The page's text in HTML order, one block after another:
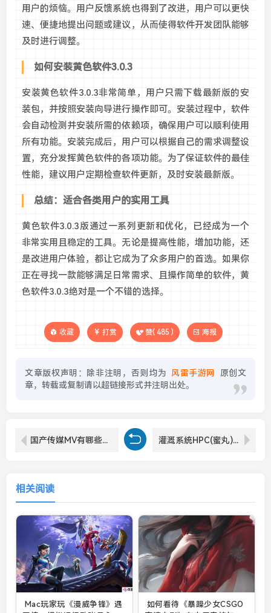
用户的烦恼。用户反馈系统也得到了改进，用户可以更快
速、便捷地提出问题或建议，从而使得软件开发团队能够
及时进行调整。
如何安装黄色软件3.0.3
安装黄色软件3.0.3非常简单，用户只需下载最新版的安
装包，并按照安装向导进行操作即可。安装过程中，软件
会自动检测并安装所需的依赖项，确保用户可以顺利使用
所有功能。安装完成后，用户可以根据自己的需求调整设
置，充分发挥黄色软件的各项功能。为了保证软件的最佳
性能，建议用户定期检查软件更新，及时安装最新版。
总结：适合各类用户的实用工具
黄色软件3.0.3版通过一系列更新和优化，已经成为一个
非常实用且稳定的工具。无论是提高性能，增加功能，还
是改进用户体验，都让它成为了众多用户的首选。如果你
正在寻找一款能够满足日常需求、且操作简单的软件，黄
色软件3.0.3绝对是一个不错的选择。
收藏 打赏 赞( 485 ) 海报
文章版权声明：除非注明，否则均为 风雷手游网
原创文
章，转载或复制请以超链接形式并注明出处。
国产传媒MV有哪些独特魅力？“麻豆精品秘”作品为何如此受欢迎？ 灌溉系统HPC(蜜丸)：智能化水利技术如何提升农业产量与节水效果？
相关阅读
Mac玩家玩《漫威争锋》遇
如何看待《暴躁少女CSGO